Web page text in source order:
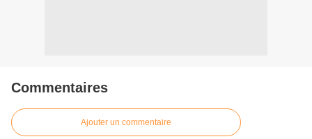
Commentaires
Ajouter un commentaire